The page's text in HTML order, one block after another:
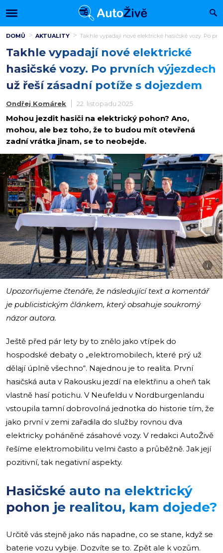
DOMŮ AKTUALITY Takhle vypadají nové elektrické hasičské vozy. Po
Takhle vypadají nové elektrické
hasičské vozy. Po prvních výjezdech
už řeší zásadní potíže s dojezdem
Ondřej Komárek 22. listopadu 2025
Mohou jezdit hasiči na elektrický pohon? Ano,
mohou, ale bez toho, že to budou mít otevřená
zadní vrátka jinam, se to neobejde.
i
Upozorňujeme čtenáře, že následující text a komentář
je publicistickým článkem, který obsahuje soukromý
názor autora.
Ještě před pár lety by to znělo jako vtípek do
hospodské debaty o „elektromobilech, které prý už
dělají úplně všechno“. Najednou je to realita. První
hasičská auta v Rakousku jezdí na elektřinu a oheň tak
vlastně hasí potichu. V Neufeldu v Nordburgenlandu
vstoupila tamní dobrovolná jednotka do historie tím, že
jako první v zemi zařadila do služby rovnou dva
elektricky poháněné zásahové vozy. V redakci AutoŽivě
řešíme elektromobilitu velmi často a průběžně. Jak její
pozitivní, tak negativní aspekty.
Hasičské auto na elektrický
pohon je realitou, kam dojede?
Určitě vás stejně jako nás napadne, co se stane, když se
baterie vozu vybije. Dozvíte se to. Zpět ale k vozům.